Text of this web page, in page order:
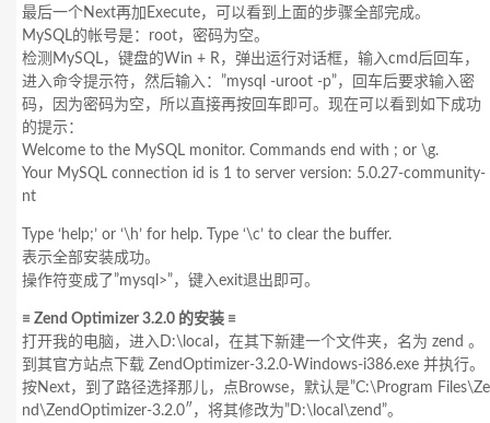
最后一个Next再加Execute，可以看到上面的步骤全部完成。
MySQL的帐号是：root，密码为空。
检测MySQL，键盘的Win + R，弹出运行对话框，输入cmd后回车，
进入命令提示符，然后输入：”mysql -uroot -p”，回车后要求输入密
码，因为密码为空，所以直接再按回车即可。现在可以看到如下成功
的提示：
Welcome to the MySQL monitor. Commands end with ; or \g.
Your MySQL connection id is 1 to server version: 5.0.27-community-
nt
Type ‘help;’ or ‘\h’ for help. Type ‘\c’ to clear the buffer.
表示全部安装成功。
操作符变成了”mysql>”，键入exit退出即可。
≡ Zend Optimizer 3.2.0 的安装 ≡
打开我的电脑，进入D:\local，在其下新建一个文件夹，名为 zend 。
到其官方站点下载 ZendOptimizer-3.2.0-Windows-i386.exe 并执行。
按Next，到了路径选择那儿，点Browse，默认是”C:\Program Files\Ze
nd\ZendOptimizer-3.2.0″，将其修改为”D:\local\zend”。